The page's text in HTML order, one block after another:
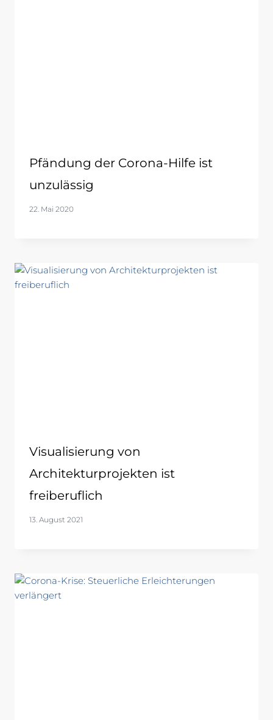
Pfändung der Corona-Hilfe ist
unzulässig
22. Mai 2020
Visualisierung von
Architekturprojekten ist
freiberuflich
13. August 2021